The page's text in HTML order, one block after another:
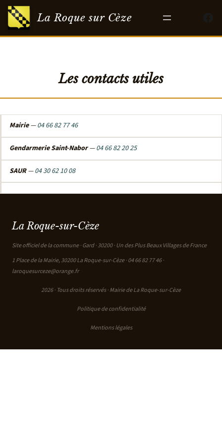
La Roque sur Cèze
Les contacts utiles
Mairie—04 66 82 77 46
Gendarmerie Saint-Nabor—04 66 82 20 25
SAUR—04 30 62 10 08
La Roque-sur-Cèze
Site officiel de la commune · Gard · 30200 · Un des Plus Beaux Villages de France
1 Place de la Mairie, 30200 La Roque-sur-Cèze ·04 66 82 77 46·
laroquesurceze@orange.fr
2026 · Tous droits réservés · Mairie de La Roque-sur-Cèze
Politique de confidentialité
Mentions légales